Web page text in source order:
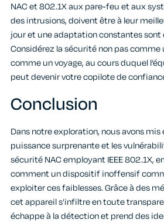
NAC et 802.1X aux pare-feu et aux
des intrusions, doivent être à leur
jour et une adaptation constantes sont
Considérez la sécurité non pas comme
comme un voyage, au cours duquel
peut devenir votre copilote de
Conclusion
Dans notre exploration, nous avons mis
puissance surprenante et les
sécurité NAC employant IEEE 802.1X,
comment un dispositif inoffensif
exploiter ces faiblesses. Grâce à des
cet appareil s’infiltre en toute
échappe à la détection et prend des